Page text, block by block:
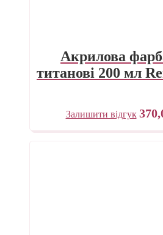
Акрилова
титанові 200 мл
Залишити відгук